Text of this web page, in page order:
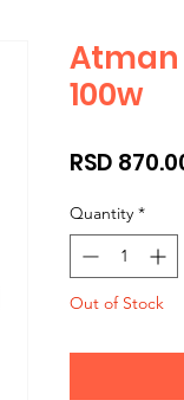
Atman
100w
RSD
Quantity *
Out of Stock